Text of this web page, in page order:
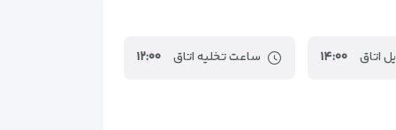
باعث می‌شود مسافران تنها، زوج‌ها، خانواده‌های
اتاق ۱۴:۰۰ ساعت تخلیه اتاق ۱۲:۰۰